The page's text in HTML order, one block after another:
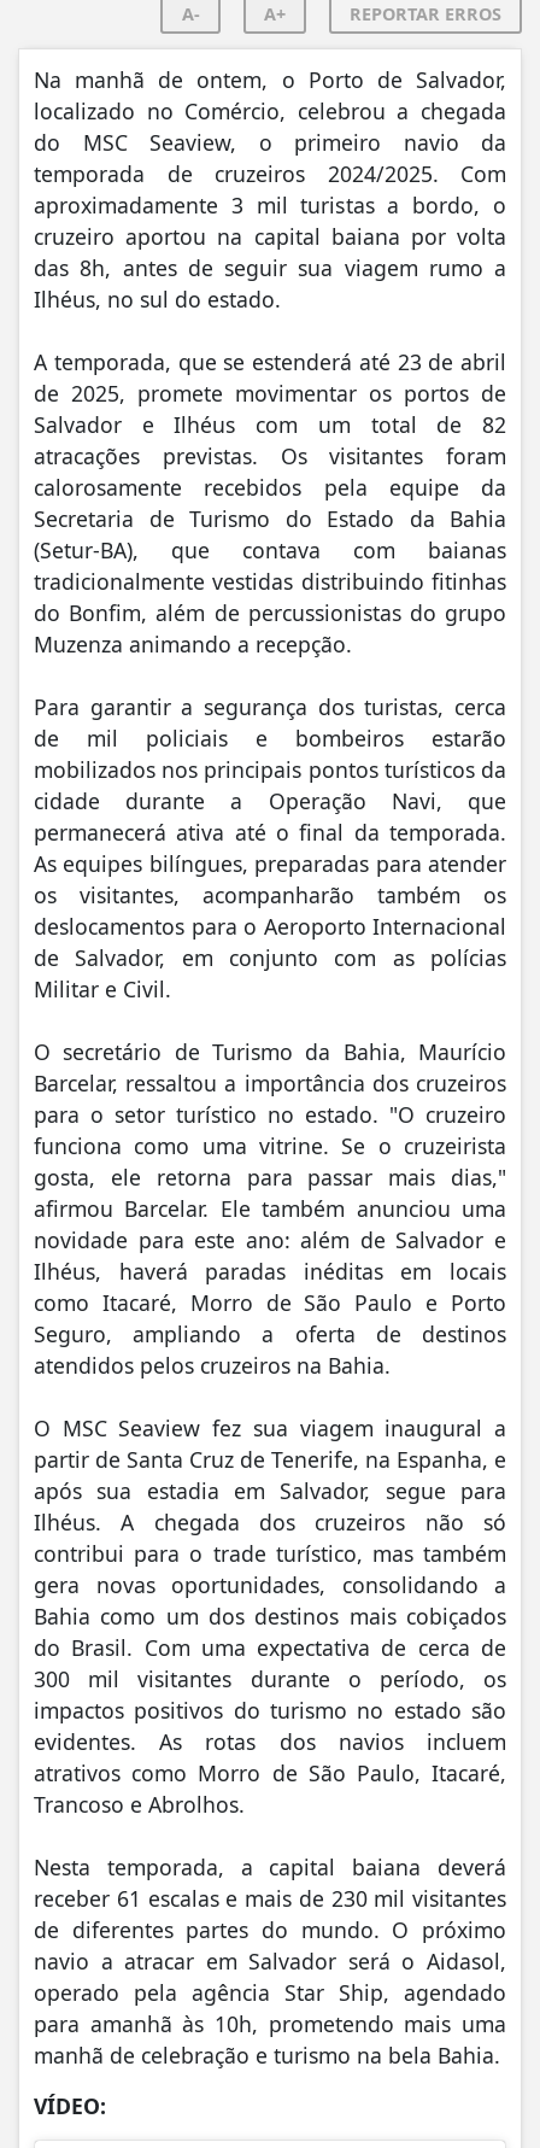
A- A+ REPORTAR ERROS
Na manhã de ontem, o Porto de Salvador,
localizado no Comércio, celebrou a chegada
do MSC Seaview, o primeiro navio da
temporada de cruzeiros 2024/2025. Com
aproximadamente 3 mil turistas a bordo, o
cruzeiro aportou na capital baiana por volta
das 8h, antes de seguir sua viagem rumo a
Ilhéus, no sul do estado.
A temporada, que se estenderá até 23 de abril
de 2025, promete movimentar os portos de
Salvador e Ilhéus com um total de 82
atracações previstas. Os visitantes foram
calorosamente recebidos pela equipe da
Secretaria de Turismo do Estado da Bahia
(Setur-BA), que contava com baianas
tradicionalmente vestidas distribuindo fitinhas
do Bonfim, além de percussionistas do grupo
Muzenza animando a recepção.
Para garantir a segurança dos turistas, cerca
de mil policiais e bombeiros estarão
mobilizados nos principais pontos turísticos da
cidade durante a Operação Navi, que
permanecerá ativa até o final da temporada.
As equipes bilíngues, preparadas para atender
os visitantes, acompanharão também os
deslocamentos para o Aeroporto Internacional
de Salvador, em conjunto com as polícias
Militar e Civil.
O secretário de Turismo da Bahia, Maurício
Barcelar, ressaltou a importância dos cruzeiros
para o setor turístico no estado. "O cruzeiro
funciona como uma vitrine. Se o cruzeirista
gosta, ele retorna para passar mais dias,"
afirmou Barcelar. Ele também anunciou uma
novidade para este ano: além de Salvador e
Ilhéus, haverá paradas inéditas em locais
como Itacaré, Morro de São Paulo e Porto
Seguro, ampliando a oferta de destinos
atendidos pelos cruzeiros na Bahia.
O MSC Seaview fez sua viagem inaugural a
partir de Santa Cruz de Tenerife, na Espanha, e
após sua estadia em Salvador, segue para
Ilhéus. A chegada dos cruzeiros não só
contribui para o trade turístico, mas também
gera novas oportunidades, consolidando a
Bahia como um dos destinos mais cobiçados
do Brasil. Com uma expectativa de cerca de
300 mil visitantes durante o período, os
impactos positivos do turismo no estado são
evidentes. As rotas dos navios incluem
atrativos como Morro de São Paulo, Itacaré,
Trancoso e Abrolhos.
Nesta temporada, a capital baiana deverá
receber 61 escalas e mais de 230 mil visitantes
de diferentes partes do mundo. O próximo
navio a atracar em Salvador será o Aidasol,
operado pela agência Star Ship, agendado
para amanhã às 10h, prometendo mais uma
manhã de celebração e turismo na bela Bahia.
VÍDEO: